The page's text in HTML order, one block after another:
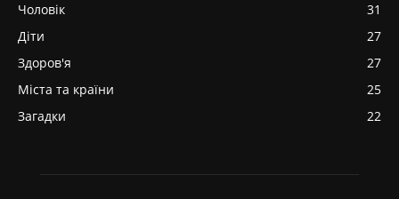
Чоловік
31
Діти
27
Здоров'я
27
Міста та країни
25
Загадки
22